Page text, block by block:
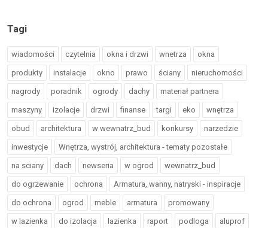
Tagi
wiadomości czytelnia okna i drzwi wnetrza okna
produkty instalacje okno prawo ściany nieruchomości
nagrody poradnik ogrody dachy materiał partnera
maszyny izolacje drzwi finanse targi eko wnętrza
obud architektura w wewnatrz_bud konkursy narzedzie
inwestycje Wnętrza, wystrój, architektura - tematy pozostałe
na sciany dach newseria w ogrod wewnatrz_bud
do ogrzewanie ochrona Armatura, wanny, natryski - inspiracje
do ochrona ogrod meble armatura promowany
w lazienka do izolacja lazienka raport podloga aluprof